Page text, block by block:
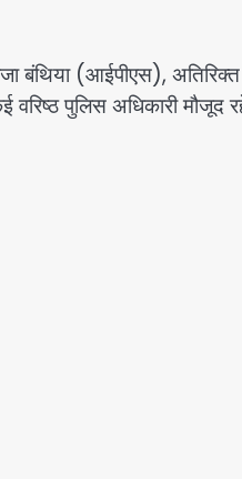
बंथिया (आईपीएस), अतिरिक्त
वरिष्ठ पुलिस अधिकारी मौजूद